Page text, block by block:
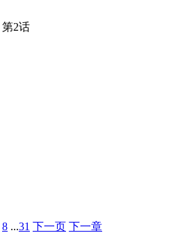
第2话
8 ...31 下一页 下一章